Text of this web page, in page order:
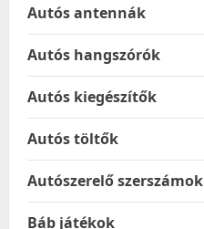
Autós antennák
Autós hangszórók
Autós kiegészítők
Autós töltők
Autószerelő szerszámok
Báb játékok